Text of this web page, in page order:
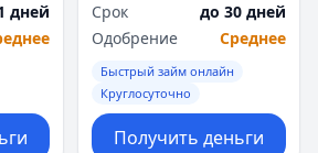
дней
Срок
до 30 дней
Одобрение
Среднее
Быстрый займ онлайн
Круглосуточно
Получить деньги